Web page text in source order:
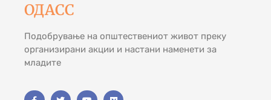
ОДАСС
Подобрување на општествениот живот преку
организирани акции и настани наменети за
младите